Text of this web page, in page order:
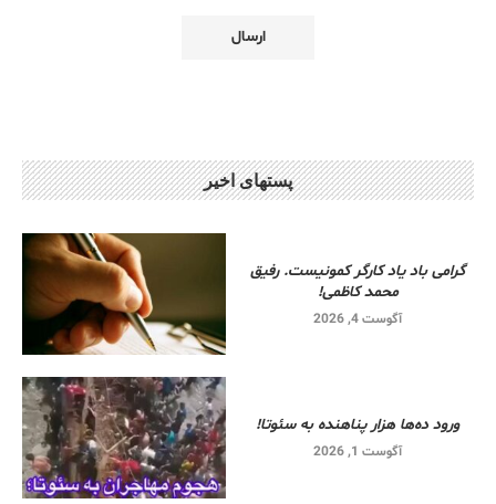
پستهای اخیر
گرامی باد یاد کارگر کمونیست. رفیق
محمد کاظمی!
آگوست 4, 2026
ورود ده‌ها هزار پناهنده به سئوتا!
آگوست 1, 2026